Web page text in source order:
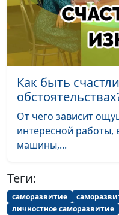
идентичность
женщин
Гендерная
идентичность
мужчин
Страхи мужчин -
них избавиться?
Как быть
От чего зависит
интересной работы,
машины,...
Теги:
саморазвитие
личностное саморазвитие